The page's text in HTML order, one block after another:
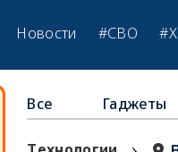
Новости #СВО
Все Гаджеты